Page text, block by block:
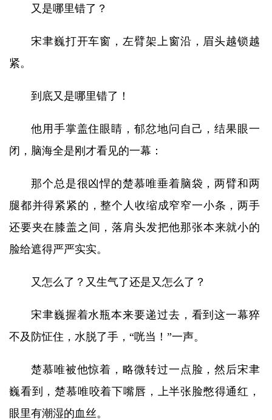
又是哪里错了？
宋聿巍打开车窗，左臂架上窗沿，眉头越锁越
紧。
到底又是哪里错了！
他用手掌盖住眼睛，郁忿地问自己，结果眼一
闭，脑海全是刚才看见的一幕：
那个总是很凶悍的楚慕唯垂着脑袋，两臂和两
腿都并得紧紧的，整个人收缩成窄窄一小条，两手
还要夹在膝盖之间，落肩头发把他那张本来就小的
脸给遮得严严实实。
又怎么了？又生气了还是又怎么了？
宋聿巍握着水瓶本来要递过去，看到这一幕猝
不及防怔住，水脱了手，“咣当！”一声。
楚慕唯被他惊着，略微转过一点脸，然后宋聿
巍看到，楚慕唯咬着下嘴唇，上半张脸憋得通红，
眼里有潮湿的血丝。